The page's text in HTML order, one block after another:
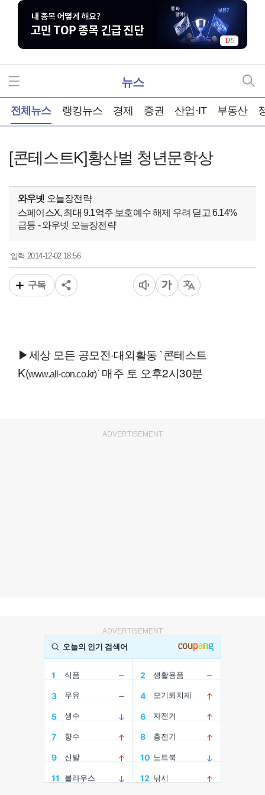
1/5
뉴스
전체뉴스 랭킹뉴스 경제 증권 산업·IT 부동산
[콘테스트K]황산벌 청년문학상
와우넷 오늘장전략
스페이스X, 최대 9.1억주 보호예수 해제 우려 딛고 6.14%
급등 - 와우넷 오늘장전략
입력2014-12-02 18:56
구독
▶세상 모든 공모전·대외활동 `콘테스트
K(www.all-con.co.kr)`매주 토 오후2시30분
ADVERTISEMENT
ADVERTISEMENT